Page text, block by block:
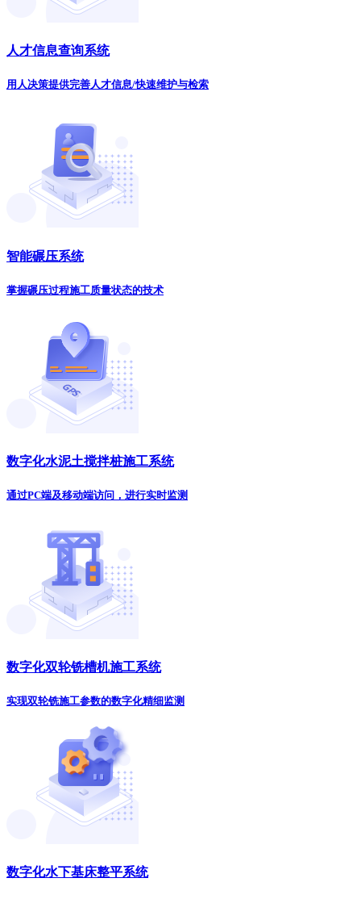
人才信息查询系统
用人决策提供完善人才信息/快速维护与检索
智能碾压系统
掌握碾压过程施工质量状态的技术
数字化水泥土搅拌桩施工系统
通过PC端及移动端访问，进行实时监测
数字化双轮铣槽机施工系统
实现双轮铣施工参数的数字化精细监测
数字化水下基床整平系统